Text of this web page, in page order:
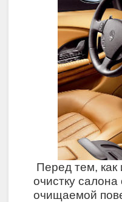
Перед тем, как
очистку
очищаемой